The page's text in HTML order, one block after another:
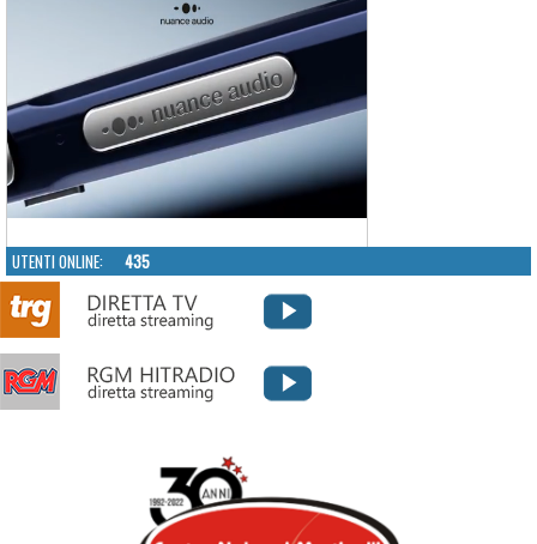
UTENTI ONLINE: 435